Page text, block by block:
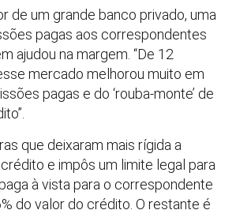
de um grande banco privado, uma
pagas aos correspondentes
ajudou na margem. “De 12
mercado melhorou muito em
pagas e do ‘rouba-monte’ de
que deixaram mais rígida a
e impôs um limite legal para
à vista para o correspondente
do valor do crédito. O restante é